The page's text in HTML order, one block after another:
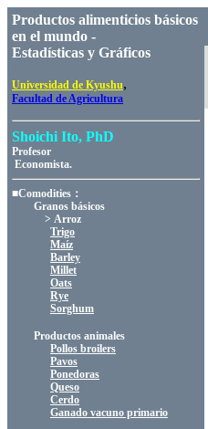
Productos alimenticios básicos
en el mundo -
Estadísticas y Gráficos
Universidad de Kyushu,
Facultad de Agricultura
Shoichi Ito, PhD
Profesor
Economista.
■Comodities：
Granos básicos
> Arroz
Trigo
Maíz
Barley
Millet
Oats
Rye
Sorghum
Productos animales
Pollos broilers
Pavos
Ponedoras
Queso
Cerdo
Ganado vacuno primario